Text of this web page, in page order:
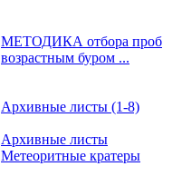
МЕТОДИКА отбора проб
возрастным буром ...
Архивные листы (1-8)
Архивные листы
Метеоритные кратеры